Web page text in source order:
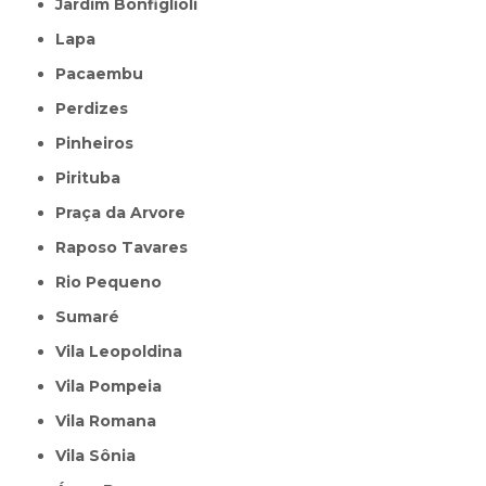
Jardim Bonfiglioli
Lapa
Pacaembu
Perdizes
Pinheiros
Pirituba
Praça da Arvore
Raposo Tavares
Rio Pequeno
Sumaré
Vila Leopoldina
Vila Pompeia
Vila Romana
Vila Sônia